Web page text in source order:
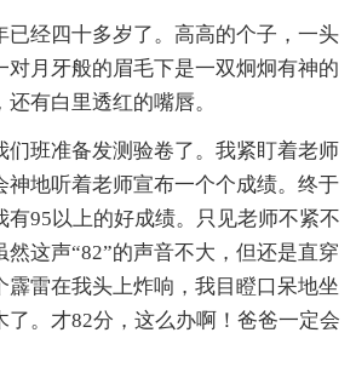
已经四十多岁了。高高的个子，一头
对月牙般的眉毛下是一双炯炯有神的
有白里透红的嘴唇。
们班准备发测验卷了。我紧盯着老师
神地听着老师宣布一个个成绩。终于
有95以上的好成绩。只见老师不紧不
然这声“82”的声音不大，但还是直穿
霹雷在我头上炸响，我目瞪口呆地坐
了。才82分，这么办啊！爸爸一定会